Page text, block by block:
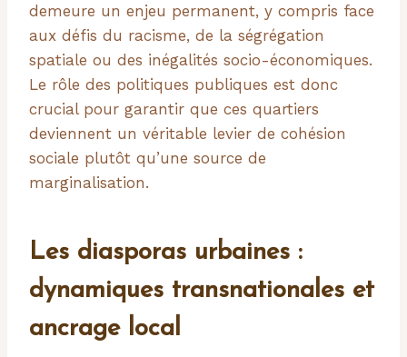
demeure un enjeu permanent, y compris face
aux défis du racisme, de la ségrégation
spatiale ou des inégalités socio-économiques.
Le rôle des politiques publiques est donc
crucial pour garantir que ces quartiers
deviennent un véritable levier de cohésion
sociale plutôt qu’une source de
marginalisation.
Les diasporas urbaines :
dynamiques transnationales et
ancrage local